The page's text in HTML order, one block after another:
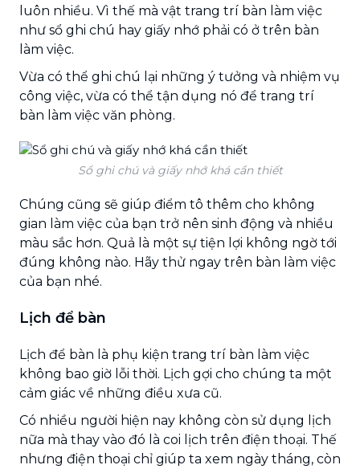
luôn nhiều. Vì thế mà vật trang trí bàn làm việc
như sổ ghi chú hay giấy nhớ phải có ở trên bàn
làm việc.
Vừa có thể ghi chú lại những ý tưởng và nhiệm vụ
công việc, vừa có thể tận dụng nó để trang trí
bàn làm việc văn phòng.
Sổ ghi chú và giấy nhớ khá cần thiết
Chúng cũng sẽ giúp điểm tô thêm cho không
gian làm việc của bạn trở nên sinh động và nhiều
màu sắc hơn. Quả là một sự tiện lợi không ngờ tới
đúng không nào. Hãy thử ngay trên bàn làm việc
của bạn nhé.
Lịch để bàn
Lịch để bàn là phụ kiện trang trí bàn làm việc
không bao giờ lỗi thời. Lịch gợi cho chúng ta một
cảm giác về những điều xưa cũ.
Có nhiều người hiện nay không còn sử dụng lịch
nữa mà thay vào đó là coi lịch trên điện thoại. Thế
nhưng điện thoại chỉ giúp ta xem ngày tháng, còn